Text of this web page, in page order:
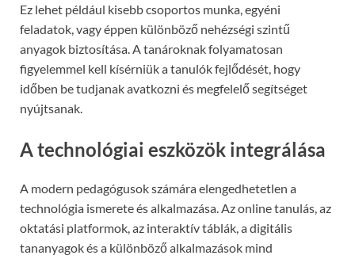
Ez lehet például kisebb csoportos munka, egyéni
feladatok, vagy éppen különböző nehézségi szintű
anyagok biztosítása. A tanároknak folyamatosan
figyelemmel kell kísérniük a tanulók fejlődését, hogy
időben be tudjanak avatkozni és megfelelő segítséget
nyújtsanak.
A technológiai eszközök integrálása
A modern pedagógusok számára elengedhetetlen a
technológia ismerete és alkalmazása. Az online tanulás, az
oktatási platformok, az interaktív táblák, a digitális
tananyagok és a különböző alkalmazások mind